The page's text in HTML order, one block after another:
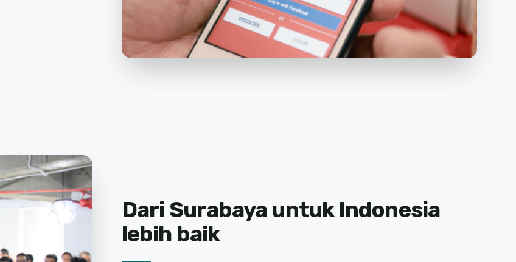
Dari Surabaya untuk Indonesia
lebih baik